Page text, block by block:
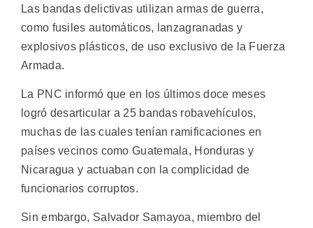
Las bandas delictivas utilizan armas de guerra,
como fusiles automáticos, lanzagranadas y
explosivos plásticos, de uso exclusivo de la Fuerza
Armada.
La PNC informó que en los últimos doce meses
logró desarticular a 25 bandas robavehículos,
muchas de las cuales tenían ramificaciones en
países vecinos como Guatemala, Honduras y
Nicaragua y actuaban con la complicidad de
funcionarios corruptos.
Sin embargo, Salvador Samayoa, miembro del